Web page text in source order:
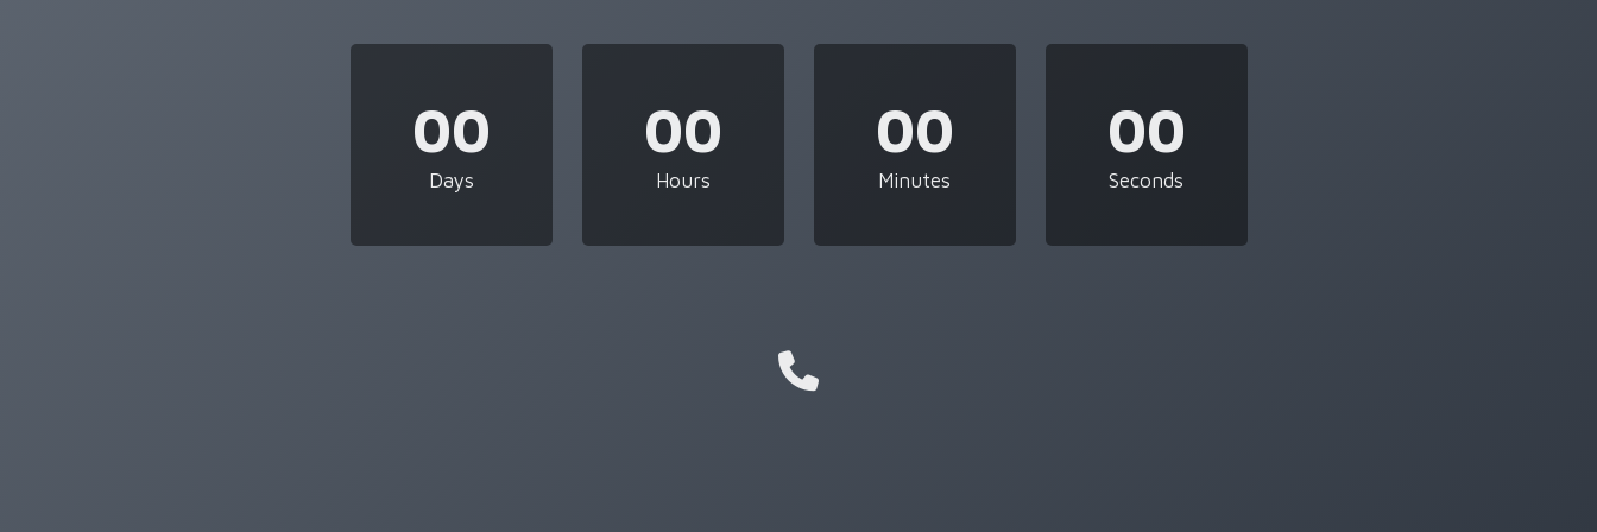
00
Days
00
Hours
00
Minutes
00
Seconds